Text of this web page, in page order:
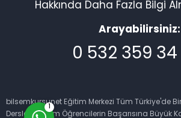
Hakkında Daha Fazla Bilgi
Arayabilirsiniz:
0 532 359 34
bilsemkursunet Eğitim Merkezi Tüm Türkiye'de
Dersleri İle Tüm Öğrencilerin Başarısına Büyük